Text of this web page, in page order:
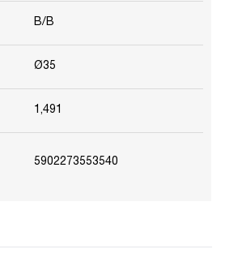
B/B
Ø35
1,491
5902273553540